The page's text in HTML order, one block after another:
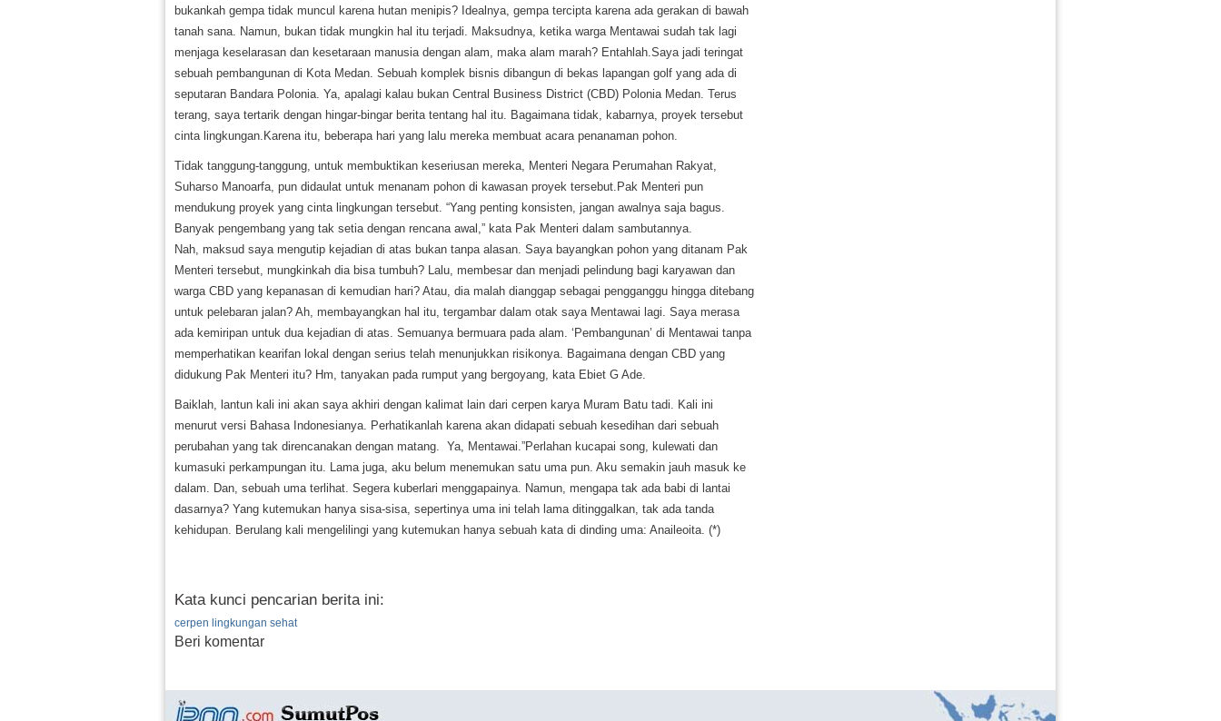
bukankah gempa tidak muncul karena hutan menipis? Idealnya, gempa tercipta karena ada gerakan di bawah
tanah sana. Namun, bukan tidak mungkin hal itu terjadi. Maksudnya, ketika warga Mentawai sudah tak lagi
menjaga keselarasan dan kesetaraan manusia dengan alam, maka alam marah? Entahlah.Saya jadi teringat
sebuah pembangunan di Kota Medan. Sebuah komplek bisnis dibangun di bekas lapangan golf yang ada di
seputaran Bandara Polonia. Ya, apalagi kalau bukan Central Business District (CBD) Polonia Medan. Terus
terang, saya tertarik dengan hingar-bingar berita tentang hal itu. Bagaimana tidak, kabarnya, proyek tersebut
cinta lingkungan.Karena itu, beberapa hari yang lalu mereka membuat acara penanaman pohon.
Tidak tanggung-tanggung, untuk membuktikan keseriusan mereka, Menteri Negara Perumahan Rakyat,
Suharso Manoarfa, pun didaulat untuk menanam pohon di kawasan proyek tersebut.Pak Menteri pun
mendukung proyek yang cinta lingkungan tersebut. “Yang penting konsisten, jangan awalnya saja bagus.
Banyak pengembang yang tak setia dengan rencana awal,” kata Pak Menteri dalam sambutannya.
Nah, maksud saya mengutip kejadian di atas bukan tanpa alasan. Saya bayangkan pohon yang ditanam Pak
Menteri tersebut, mungkinkah dia bisa tumbuh? Lalu, membesar dan menjadi pelindung bagi karyawan dan
warga CBD yang kepanasan di kemudian hari? Atau, dia malah dianggap sebagai pengganggu hingga ditebang
untuk pelebaran jalan? Ah, membayangkan hal itu, tergambar dalam otak saya Mentawai lagi. Saya merasa
ada kemiripan untuk dua kejadian di atas. Semuanya bermuara pada alam. ‘Pembangunan’ di Mentawai tanpa
memperhatikan kearifan lokal dengan serius telah menunjukkan risikonya. Bagaimana dengan CBD yang
didukung Pak Menteri itu? Hm, tanyakan pada rumput yang bergoyang, kata Ebiet G Ade.
Baiklah, lantun kali ini akan saya akhiri dengan kalimat lain dari cerpen karya Muram Batu tadi. Kali ini
menurut versi Bahasa Indonesianya. Perhatikanlah karena akan didapati sebuah kesedihan dari sebuah
perubahan yang tak direncanakan dengan matang. Ya, Mentawai.”Perlahan kucapai song, kulewati dan
kumasuki perkampungan itu. Lama juga, aku belum menemukan satu uma pun. Aku semakin jauh masuk ke
dalam. Dan, sebuah uma terlihat. Segera kuberlari menggapainya. Namun, mengapa tak ada babi di lantai
dasarnya? Yang kutemukan hanya sisa-sisa, sepertinya uma ini telah lama ditinggalkan, tak ada tanda
kehidupan. Berulang kali mengelilingi yang kutemukan hanya sebuah kata di dinding uma: Anaileoita. (*)
Kata kunci pencarian berita ini:
cerpen lingkungan sehat
Beri komentar